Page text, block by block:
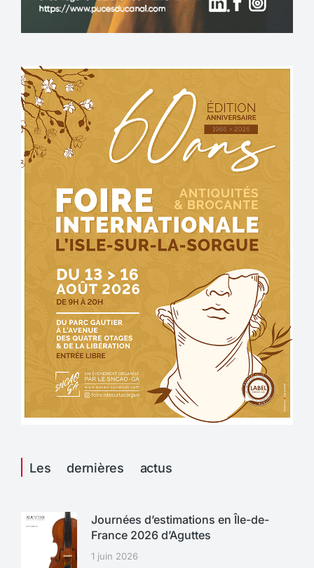
Les dernières actus
Journées d’estimations en Île-de-
France 2026 d’Aguttes
1 juin 2026